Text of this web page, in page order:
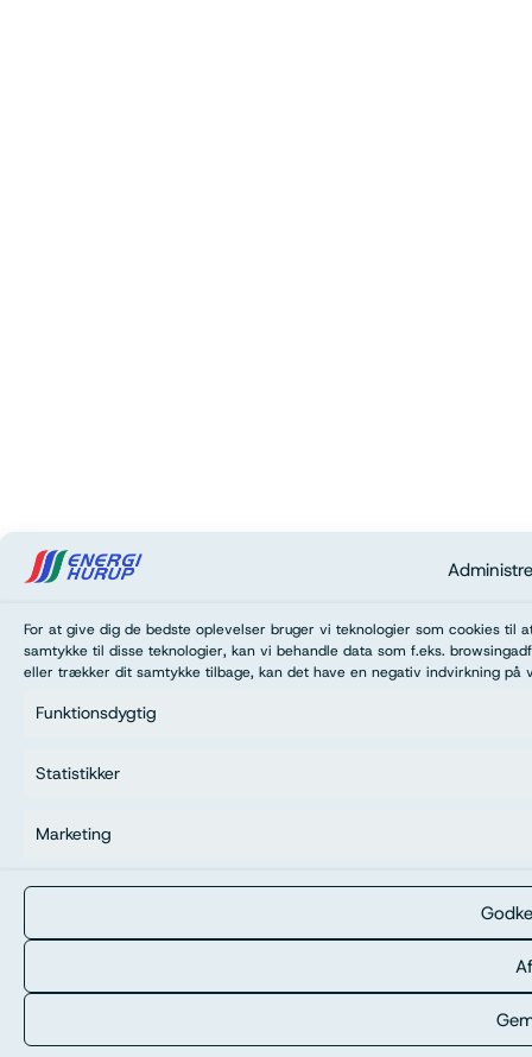
For at give dig de bedste oplevelser bruger vi teknologier som cookies til
samtykke til disse teknologier, kan vi behandle data som f.eks.
eller trækker dit samtykke tilbage, kan det have en negativ indvirkning på
Funktionsdygtig
Statistikker
Marketing